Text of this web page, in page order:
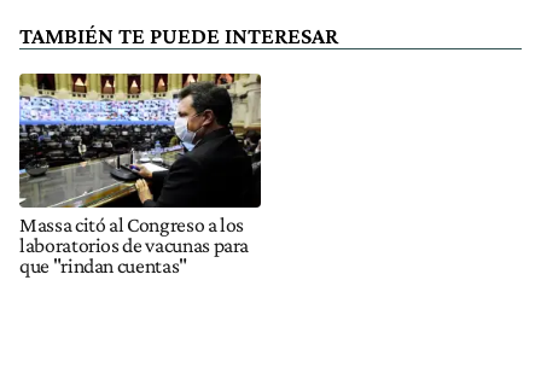
TAMBIÉN TE PUEDE INTERESAR
Massa citó al Congreso a los
laboratorios de vacunas para
que "rindan cuentas"